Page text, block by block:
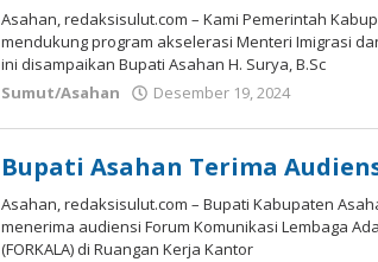
Asahan, redaksisulut.com – Kami Pemerintah
mendukung program akselerasi Menteri Imigrasi
ini disampaikan Bupati Asahan H. Surya, B.Sc
Sumut/Asahan
Desember 19, 2024
Bupati Asahan Terima
Asahan, redaksisulut.com – Bupati Kabupaten
menerima audiensi Forum Komunikasi Lembaga
(FORKALA) di Ruangan Kerja Kantor